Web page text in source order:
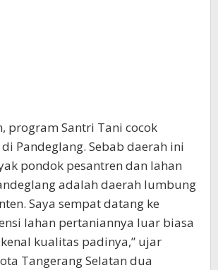
program Santri Tani cocok
Pandeglang. Sebab daerah ini
pondok pesantren dan lahan
adalah daerah lumbung
Saya sempat datang ke
lahan pertaniannya luar biasa
kualitas padinya,” ujar
Tangerang Selatan dua